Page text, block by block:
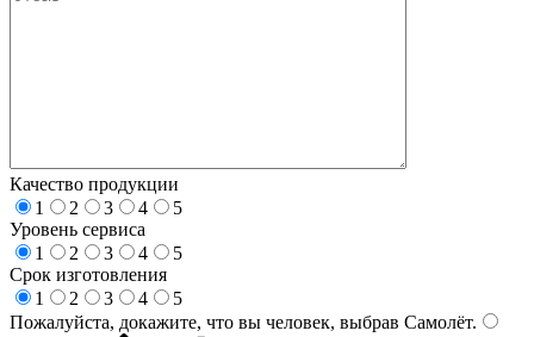
Качество продукции
1
2 3 4
5
Уровень сервиса
1
2 3 4
5
Срок изготовления
1
2 3 4
5
Пожалуйста, докажите, что вы человек, выбрав Самолёт.